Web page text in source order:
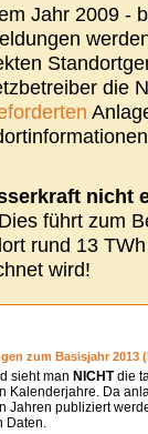
Jahr 2009 -
die
nicht
führt zum
rund 13
wird!
zum Basisjahr 2013
sieht man NICHTdie
Kalenderjahre. Da
Jahren publiziert
Daten.